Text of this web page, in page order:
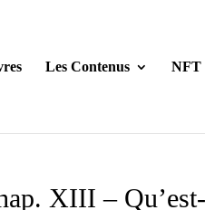
Les Contenus NFT
XIII –